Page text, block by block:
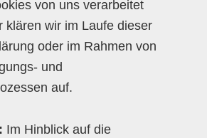
von uns verarbeitet
klären wir im Laufe dieser
oder im Rahmen von
und
auf.
Im Hinblick auf die